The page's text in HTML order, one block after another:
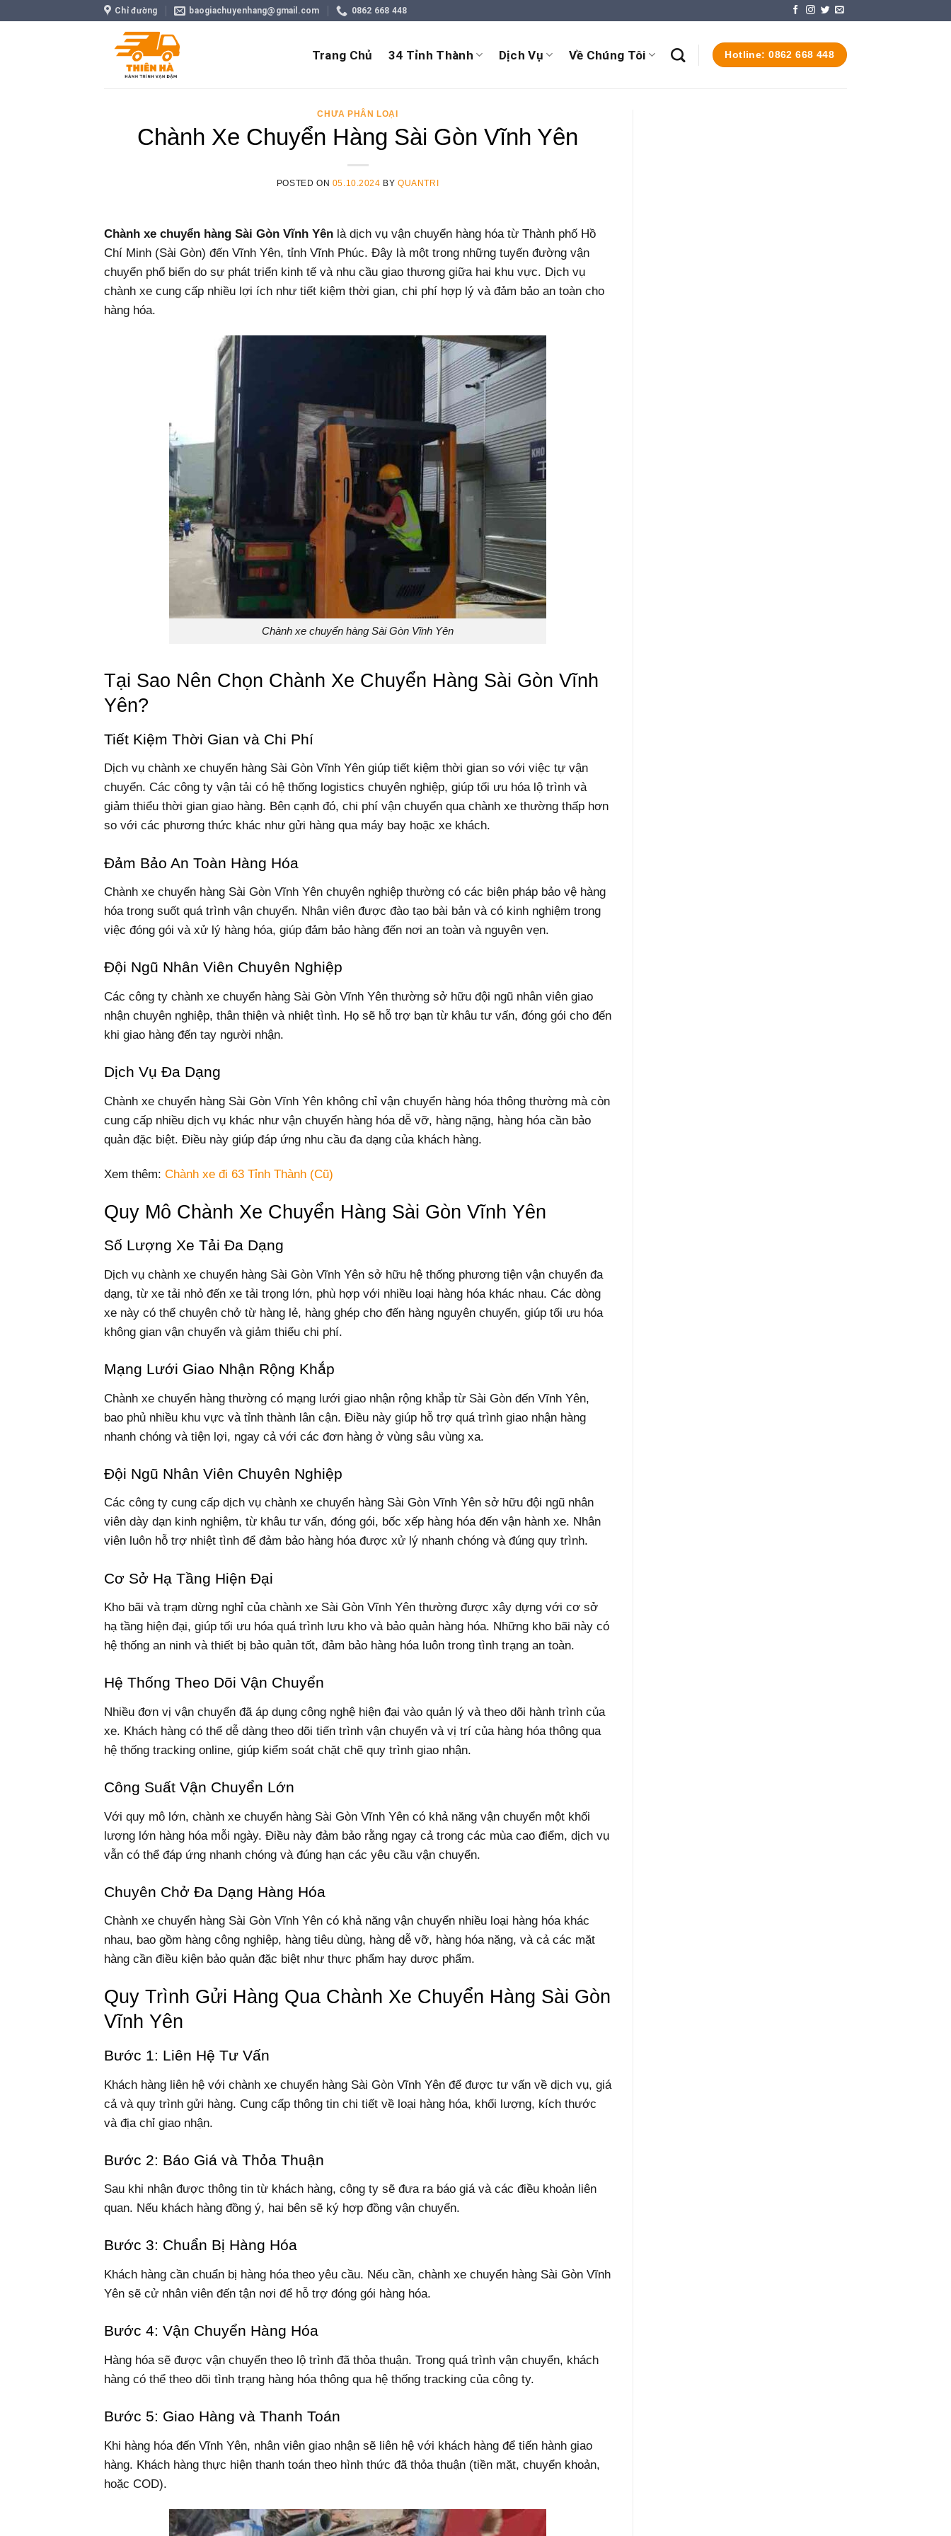
Chỉ đường baogiachuyenhang@gmail.com 0862 668 448
Trang Chủ 34 Tỉnh Thành Dịch Vụ Về Chúng Tôi Hotline: 0862 668 448
CHƯA PHÂN LOẠI
Chành Xe Chuyển Hàng Sài Gòn Vĩnh Yên
POSTED ON 05.10.2024 BYQUANTRI
Chành xe chuyển hàng Sài Gòn Vĩnh Yên là dịch vụ vận chuyển hàng hóa từ Thành phố Hồ
Chí Minh (Sài Gòn) đến Vĩnh Yên, tỉnh Vĩnh Phúc. Đây là một trong những tuyến đường vận
chuyển phổ biến do sự phát triển kinh tế và nhu cầu giao thương giữa hai khu vực. Dịch vụ
chành xe cung cấp nhiều lợi ích như tiết kiệm thời gian, chi phí hợp lý và đảm bảo an toàn cho
hàng hóa.
Chành xe chuyển hàng Sài Gòn Vĩnh Yên
Tại Sao Nên Chọn Chành Xe Chuyển Hàng Sài Gòn Vĩnh
Yên?
Tiết Kiệm Thời Gian và Chi Phí
Dịch vụ chành xe chuyển hàng Sài Gòn Vĩnh Yên giúp tiết kiệm thời gian so với việc tự vận
chuyển. Các công ty vận tải có hệ thống logistics chuyên nghiệp, giúp tối ưu hóa lộ trình và
giảm thiểu thời gian giao hàng. Bên cạnh đó, chi phí vận chuyển qua chành xe thường thấp hơn
so với các phương thức khác như gửi hàng qua máy bay hoặc xe khách.
Đảm Bảo An Toàn Hàng Hóa
Chành xe chuyển hàng Sài Gòn Vĩnh Yên chuyên nghiệp thường có các biện pháp bảo vệ hàng
hóa trong suốt quá trình vận chuyển. Nhân viên được đào tạo bài bản và có kinh nghiệm trong
việc đóng gói và xử lý hàng hóa, giúp đảm bảo hàng đến nơi an toàn và nguyên vẹn.
Đội Ngũ Nhân Viên Chuyên Nghiệp
Các công ty chành xe chuyển hàng Sài Gòn Vĩnh Yên thường sở hữu đội ngũ nhân viên giao
nhận chuyên nghiệp, thân thiện và nhiệt tình. Họ sẽ hỗ trợ bạn từ khâu tư vấn, đóng gói cho đến
khi giao hàng đến tay người nhận.
Dịch Vụ Đa Dạng
Chành xe chuyển hàng Sài Gòn Vĩnh Yên không chỉ vận chuyển hàng hóa thông thường mà còn
cung cấp nhiều dịch vụ khác như vận chuyển hàng hóa dễ vỡ, hàng nặng, hàng hóa cần bảo
quản đặc biệt. Điều này giúp đáp ứng nhu cầu đa dạng của khách hàng.
Xem thêm: Chành xe đi 63 Tỉnh Thành (Cũ)
Quy Mô Chành Xe Chuyển Hàng Sài Gòn Vĩnh Yên
Số Lượng Xe Tải Đa Dạng
Dịch vụ chành xe chuyển hàng Sài Gòn Vĩnh Yên sở hữu hệ thống phương tiện vận chuyển đa
dạng, từ xe tải nhỏ đến xe tải trọng lớn, phù hợp với nhiều loại hàng hóa khác nhau. Các dòng
xe này có thể chuyên chở từ hàng lẻ, hàng ghép cho đến hàng nguyên chuyến, giúp tối ưu hóa
không gian vận chuyển và giảm thiểu chi phí.
Mạng Lưới Giao Nhận Rộng Khắp
Chành xe chuyển hàng thường có mạng lưới giao nhận rộng khắp từ Sài Gòn đến Vĩnh Yên,
bao phủ nhiều khu vực và tỉnh thành lân cận. Điều này giúp hỗ trợ quá trình giao nhận hàng
nhanh chóng và tiện lợi, ngay cả với các đơn hàng ở vùng sâu vùng xa.
Đội Ngũ Nhân Viên Chuyên Nghiệp
Các công ty cung cấp dịch vụ chành xe chuyển hàng Sài Gòn Vĩnh Yên sở hữu đội ngũ nhân
viên dày dạn kinh nghiệm, từ khâu tư vấn, đóng gói, bốc xếp hàng hóa đến vận hành xe. Nhân
viên luôn hỗ trợ nhiệt tình để đảm bảo hàng hóa được xử lý nhanh chóng và đúng quy trình.
Cơ Sở Hạ Tầng Hiện Đại
Kho bãi và trạm dừng nghỉ của chành xe Sài Gòn Vĩnh Yên thường được xây dựng với cơ sở
hạ tầng hiện đại, giúp tối ưu hóa quá trình lưu kho và bảo quản hàng hóa. Những kho bãi này có
hệ thống an ninh và thiết bị bảo quản tốt, đảm bảo hàng hóa luôn trong tình trạng an toàn.
Hệ Thống Theo Dõi Vận Chuyển
Nhiều đơn vị vận chuyển đã áp dụng công nghệ hiện đại vào quản lý và theo dõi hành trình của
xe. Khách hàng có thể dễ dàng theo dõi tiến trình vận chuyển và vị trí của hàng hóa thông qua
hệ thống tracking online, giúp kiểm soát chặt chẽ quy trình giao nhận.
Công Suất Vận Chuyển Lớn
Với quy mô lớn, chành xe chuyển hàng Sài Gòn Vĩnh Yên có khả năng vận chuyển một khối
lượng lớn hàng hóa mỗi ngày. Điều này đảm bảo rằng ngay cả trong các mùa cao điểm, dịch vụ
vẫn có thể đáp ứng nhanh chóng và đúng hạn các yêu cầu vận chuyển.
Chuyên Chở Đa Dạng Hàng Hóa
Chành xe chuyển hàng Sài Gòn Vĩnh Yên có khả năng vận chuyển nhiều loại hàng hóa khác
nhau, bao gồm hàng công nghiệp, hàng tiêu dùng, hàng dễ vỡ, hàng hóa nặng, và cả các mặt
hàng cần điều kiện bảo quản đặc biệt như thực phẩm hay dược phẩm.
Quy Trình Gửi Hàng Qua Chành Xe Chuyển Hàng Sài Gòn
Vĩnh Yên
Bước 1: Liên Hệ Tư Vấn
Khách hàng liên hệ với chành xe chuyển hàng Sài Gòn Vĩnh Yên để được tư vấn về dịch vụ, giá
cả và quy trình gửi hàng. Cung cấp thông tin chi tiết về loại hàng hóa, khối lượng, kích thước
và địa chỉ giao nhận.
Bước 2: Báo Giá và Thỏa Thuận
Sau khi nhận được thông tin từ khách hàng, công ty sẽ đưa ra báo giá và các điều khoản liên
quan. Nếu khách hàng đồng ý, hai bên sẽ ký hợp đồng vận chuyển.
Bước 3: Chuẩn Bị Hàng Hóa
Khách hàng cần chuẩn bị hàng hóa theo yêu cầu. Nếu cần, chành xe chuyển hàng Sài Gòn Vĩnh
Yên sẽ cử nhân viên đến tận nơi để hỗ trợ đóng gói hàng hóa.
Bước 4: Vận Chuyển Hàng Hóa
Hàng hóa sẽ được vận chuyển theo lộ trình đã thỏa thuận. Trong quá trình vận chuyển, khách
hàng có thể theo dõi tình trạng hàng hóa thông qua hệ thống tracking của công ty.
Bước 5: Giao Hàng và Thanh Toán
Khi hàng hóa đến Vĩnh Yên, nhân viên giao nhận sẽ liên hệ với khách hàng để tiến hành giao
hàng. Khách hàng thực hiện thanh toán theo hình thức đã thỏa thuận (tiền mặt, chuyển khoản,
hoặc COD).